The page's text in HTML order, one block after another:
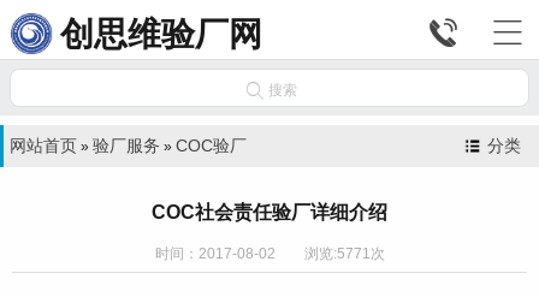
创思维验厂网 

 搜索
分类
网站首页 » 验厂服务 » COC验厂
COC社会责任验厂详细介绍
时间：2017-08-02 浏览:5771次